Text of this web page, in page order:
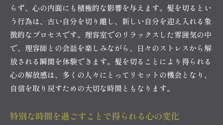
らず、心の内面にも積極的な影響を与えます。髪を切るとい
う行為は、古い自分を切り離し、新しい自分を迎え入れる象
徴的なプロセスです。理容室でのリラックスした雰囲気の中
で、理容師との会話を楽しみながら、日々のストレスから解
放される瞬間を体験できます。髪を切ることにより得られる
心の解放感は、多くの人々にとってリセットの機会となり、
自信を取り戻すための大切な時間ともなります。
特別な時間を過ごすことで得られる心の変化